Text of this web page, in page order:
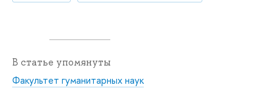
В статье упомянуты
Факультет гуманитарных наук